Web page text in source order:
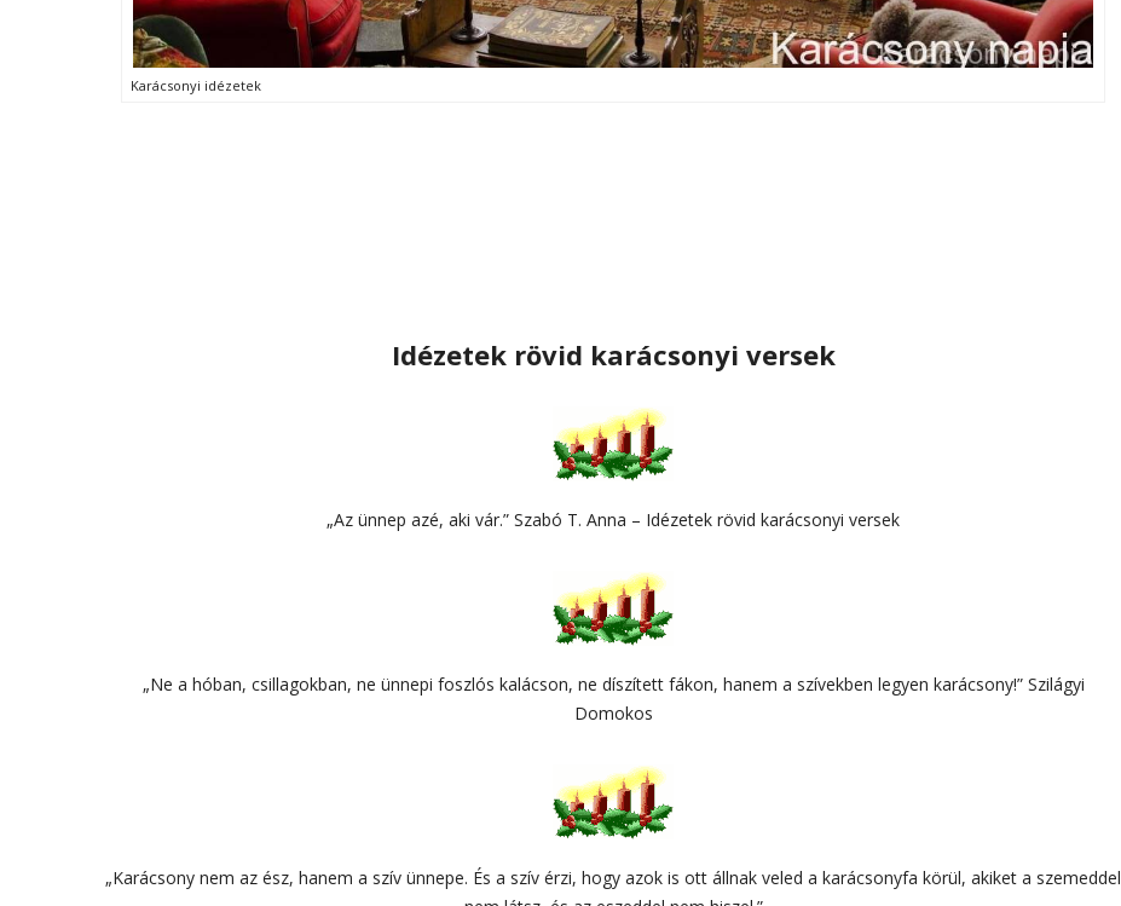
Karácsonyi idézetek
Idézetek rövid karácsonyi versek
„Az ünnep azé, aki vár.” Szabó T. Anna – Idézetek rövid karácsonyi versek
„Ne a hóban, csillagokban, ne ünnepi foszlós kalácson, ne díszített fákon, hanem a szívekben legyen karácsony!” Szilágyi
Domokos
„Karácsony nem az ész, hanem a szív ünnepe. És a szív érzi, hogy azok is ott állnak veled a karácsonyfa körül, akiket a szemeddel